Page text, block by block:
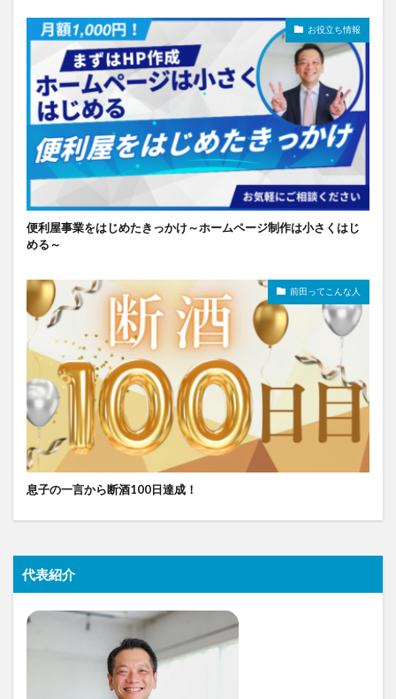
お役立ち情報
便利屋事業をはじめたきっかけ～ホームページ制作は小さくはじ
める～
前田ってこんな人
息子の一言から断酒100日達成！
代表紹介